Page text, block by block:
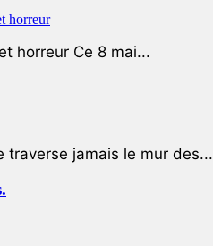
horreur Ce 8 mai...
jamais le mur des...